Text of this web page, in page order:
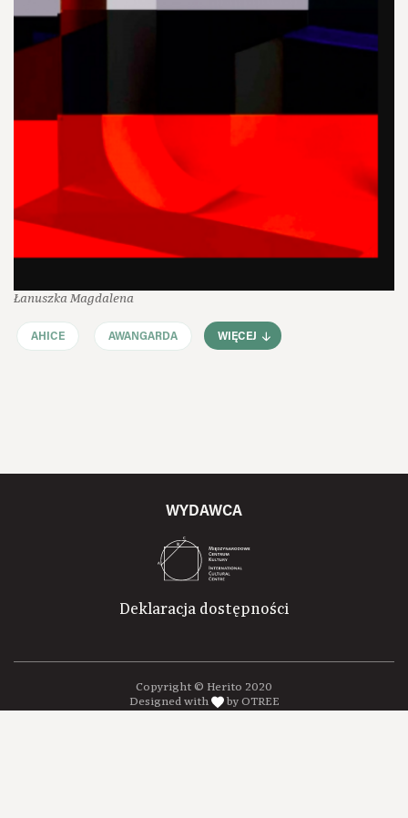
Łanuszka Magdalena
AHICE AWANGARDA WIĘCEJ
WYDAWCA
Deklaracja dostępności
Copyright © Herito 2020
Designed with
by OTREE